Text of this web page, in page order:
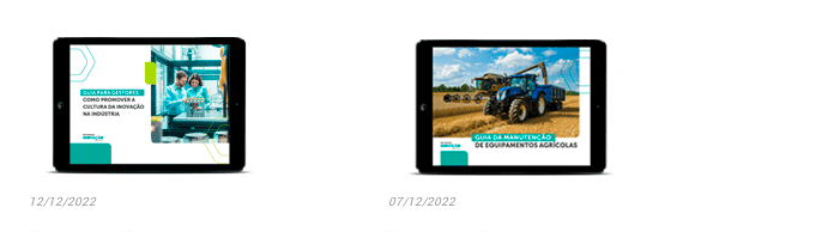
12/12/2022 07/12/2022